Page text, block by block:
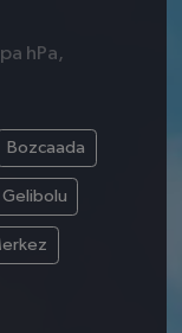
hPa,
Bozcaada
Gelibolu